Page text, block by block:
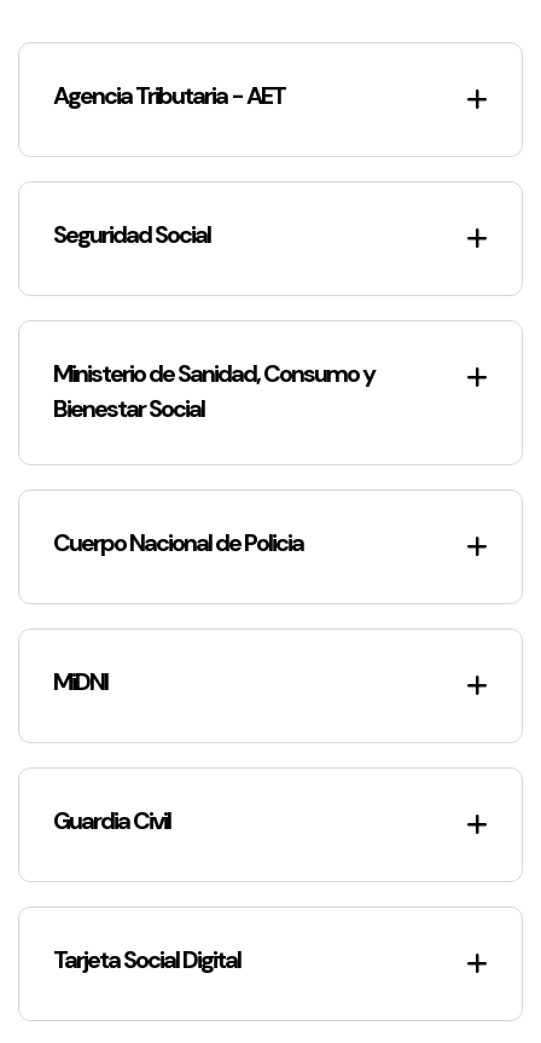
Agencia Tributaria - AET
Seguridad Social
Ministerio de Sanidad, Consumo y
Bienestar Social
Cuerpo Nacional de Policia
MiDNI
Guardia Civil
Tarjeta Social Digital